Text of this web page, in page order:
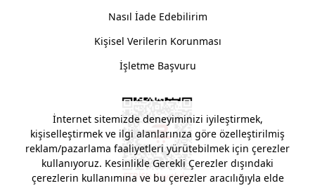
Nasıl İade Edebilirim
Kişisel Verilerin Korunması
İşletme Başvuru
İnternet sitemizde deneyiminizi iyileştirmek,
kişiselleştirmek ve ilgi alanlarınıza göre özelleştirilmiş
reklam/pazarlama faaliyetleri yürütebilmek için çerezler
kullanıyoruz. Kesinlikle Gerekli Çerezler dışındaki
çerezlerin kullanımına ve bu çerezler aracılığıyla elde